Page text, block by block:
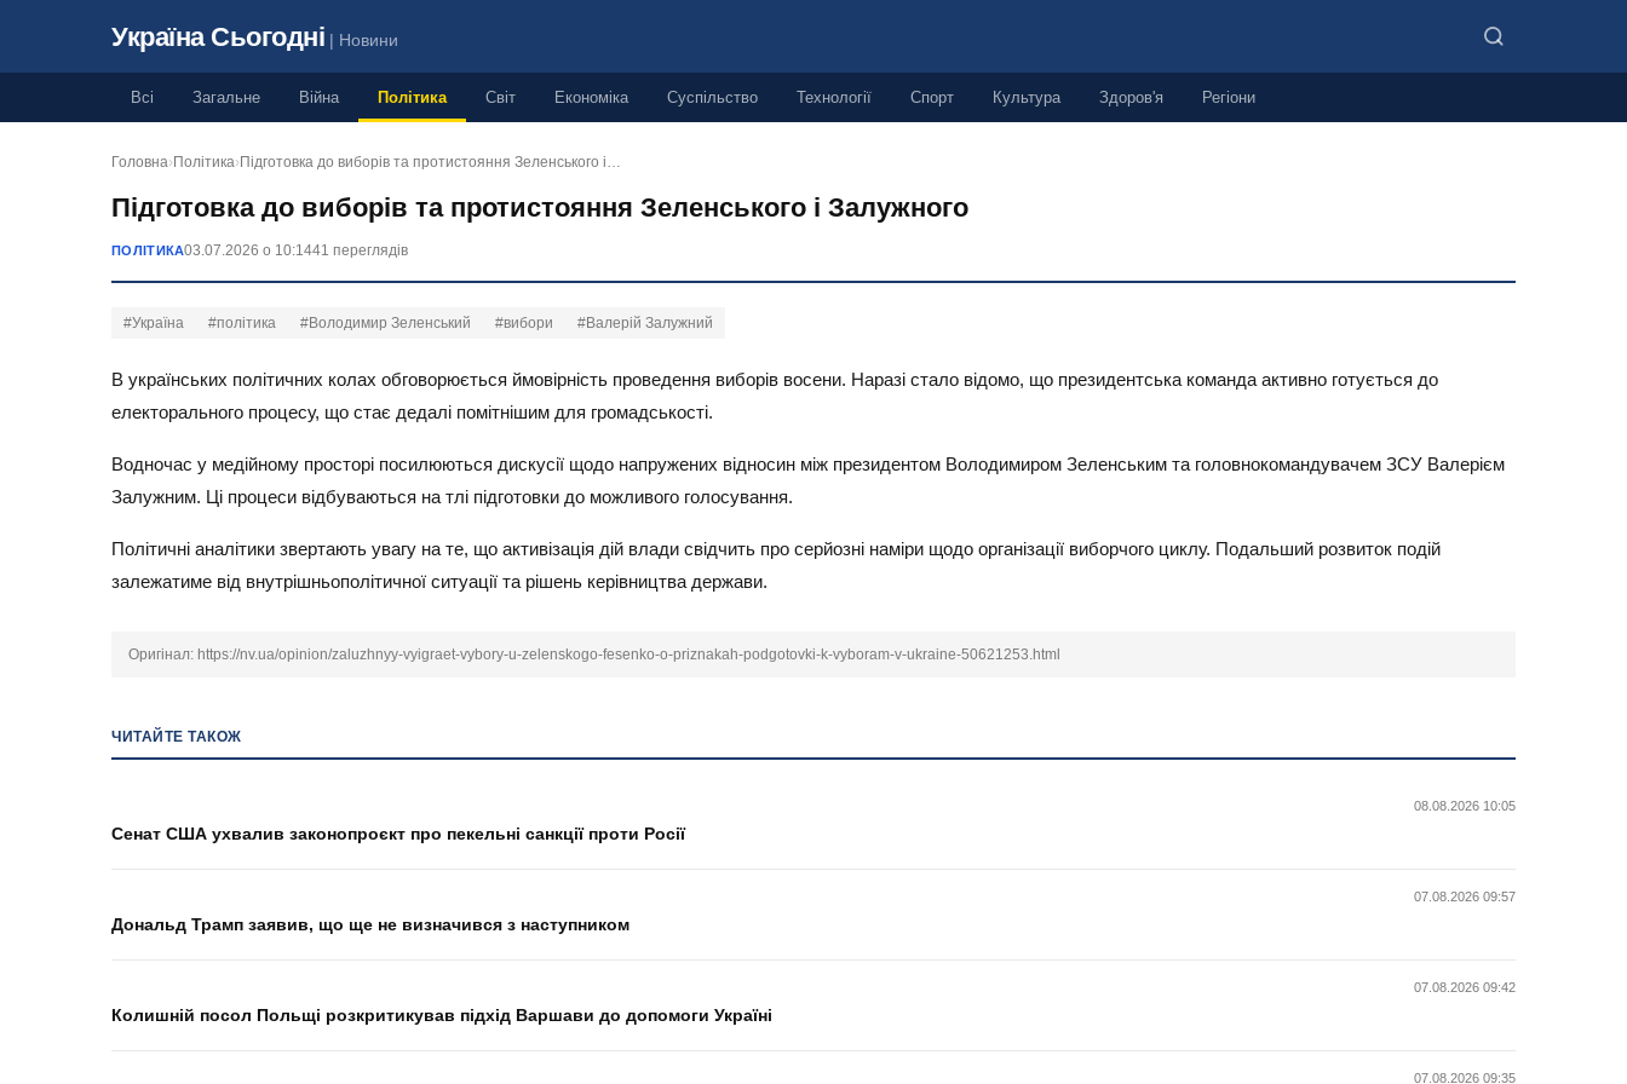
Україна Сьогодні | Новини
Всі Загальне Війна Політика Світ Економіка Суспільство Технології Спорт Культура Здоров'я Регіони
Головна› Політика› Підготовка до виборів та протистояння Зеленського і…
Підготовка до виборів та протистояння Зеленського і Залужного
ПОЛІТИКА03.07.2026 о 10:1441 переглядів
#Україна #політика #Володимир Зеленський #вибори #Валерій Залужний
В українських політичних колах обговорюється ймовірність проведення виборів восени. Наразі стало відомо, що президентська команда активно готується до
електорального процесу, що стає дедалі помітнішим для громадськості.
Водночас у медійному просторі посилюються дискусії щодо напружених відносин між президентом Володимиром Зеленським та головнокомандувачем ЗСУ Валерієм
Залужним. Ці процеси відбуваються на тлі підготовки до можливого голосування.
Політичні аналітики звертають увагу на те, що активізація дій влади свідчить про серйозні наміри щодо організації виборчого циклу. Подальший розвиток подій
залежатиме від внутрішньополітичної ситуації та рішень керівництва держави.
Оригінал: https://nv.ua/opinion/zaluzhnyy-vyigraet-vybory-u-zelenskogo-fesenko-o-priznakah-podgotovki-k-vyboram-v-ukraine-50621253.html
ЧИТАЙТЕ ТАКОЖ
08.08.2026 10:05
Сенат США ухвалив законопроєкт про пекельні санкції проти Росії
07.08.2026 09:57
Дональд Трамп заявив, що ще не визначився з наступником
07.08.2026 09:42
Колишній посол Польщі розкритикував підхід Варшави до допомоги Україні
07.08.2026 09:35